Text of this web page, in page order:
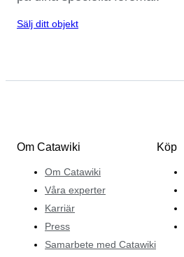
Sälj ditt objekt
Om Catawiki
Om Catawiki
Våra experter
Karriär
Press
Samarbete med Catawiki
Köp